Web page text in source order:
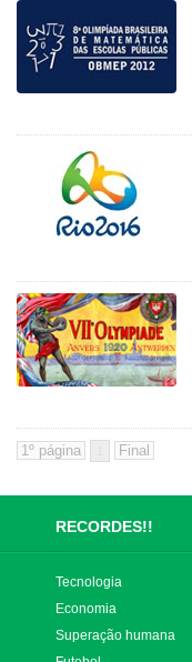
RECORDES!!
Tecnologia
Economia
Superação humana